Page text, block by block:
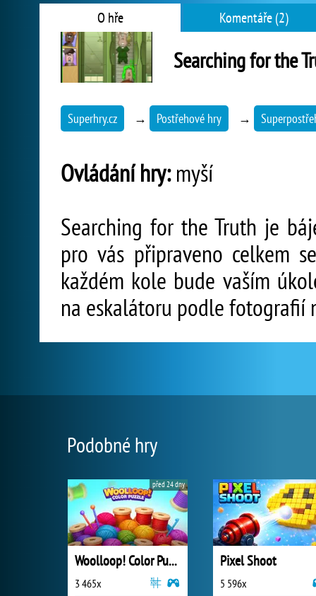
O hře Komentáře (2)
Searching for the
Superhry.cz → Postřehové hry →
Ovládání hry:myší
Searching for the Truth je
pro vás připraveno celkem
každém kole bude vaším
na eskalátoru podle fotografií
Podobné hry
Woolloop! Color Puzzle
3 465x
před 24 dny
Pixel Shoot
5 596x